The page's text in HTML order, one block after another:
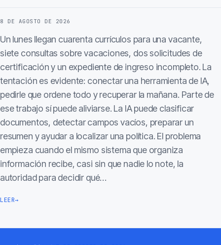
8 DE AGOSTO DE 2026
Un lunes llegan cuarenta currículos para una vacante,
siete consultas sobre vacaciones, dos solicitudes de
certificación y un expediente de ingreso incompleto. La
tentación es evidente: conectar una herramienta de IA,
pedirle que ordene todo y recuperar la mañana. Parte de
ese trabajo sí puede aliviarse. La IA puede clasificar
documentos, detectar campos vacíos, preparar un
resumen y ayudar a localizar una política. El problema
empieza cuando el mismo sistema que organiza
información recibe, casi sin que nadie lo note, la
autoridad para decidir qué…
LEER→